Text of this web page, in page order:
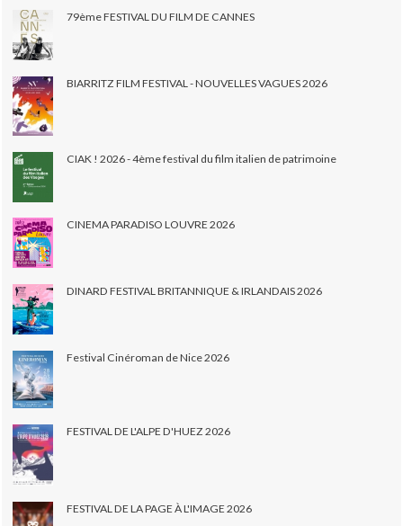
79ème FESTIVAL DU FILM DE CANNES
BIARRITZ FILM FESTIVAL - NOUVELLES VAGUES 2026
CIAK ! 2026 - 4ème festival du film italien de patrimoine
CINEMA PARADISO LOUVRE 2026
DINARD FESTIVAL BRITANNIQUE & IRLANDAIS 2026
Festival Cinéroman de Nice 2026
FESTIVAL DE L'ALPE D'HUEZ 2026
FESTIVAL DE LA PAGE À L'IMAGE 2026